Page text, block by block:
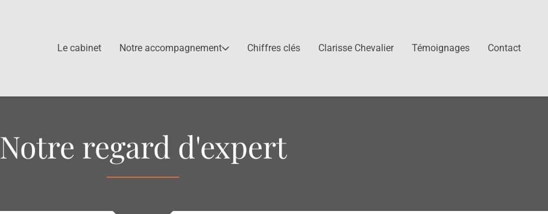
Le cabinet Notre accompagnement Chiffres clés Clarisse Chevalier Témoignages Contact
Notre regard d'expert